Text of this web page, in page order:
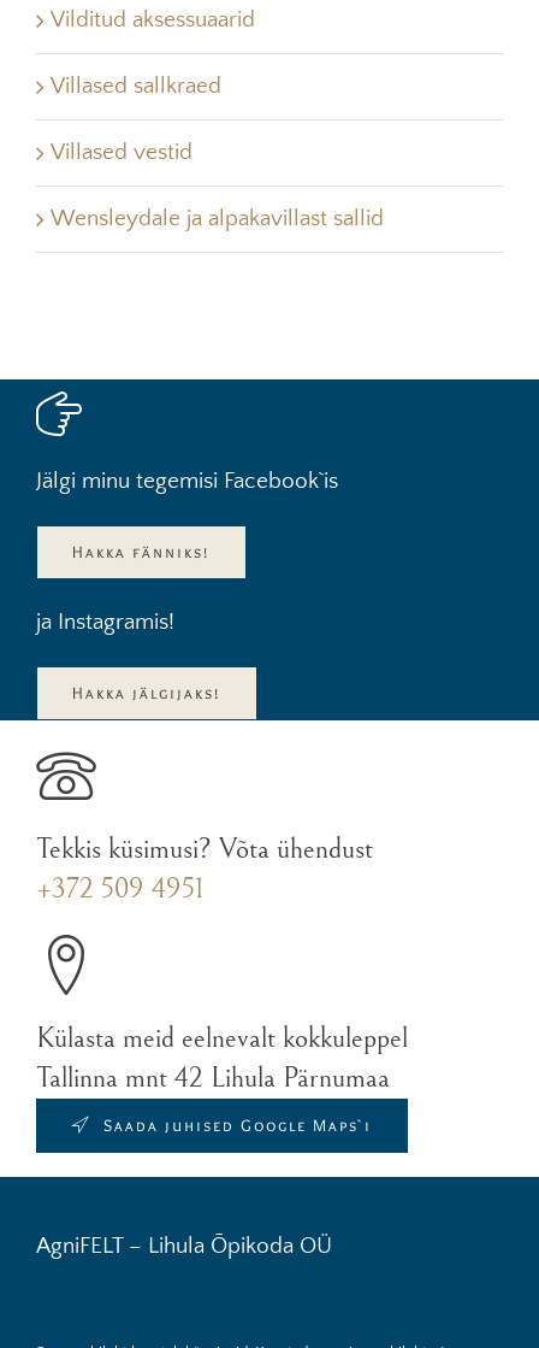
Vilditud aksessuaarid
Villased sallkraed
Villased vestid
Wensleydale ja alpakavillast sallid
Jälgi minu tegemisi Facebook`is
Hakka fänniks!
ja Instagramis!
Hakka jälgijaks!
Tekkis küsimusi? Võta ühendust
+372 509 4951
Külasta meid eelnevalt kokkuleppel
Tallinna mnt 42 Lihula Pärnumaa
Saada juhised Google Maps`i
AgniFELT – Lihula Õpikoda OÜ